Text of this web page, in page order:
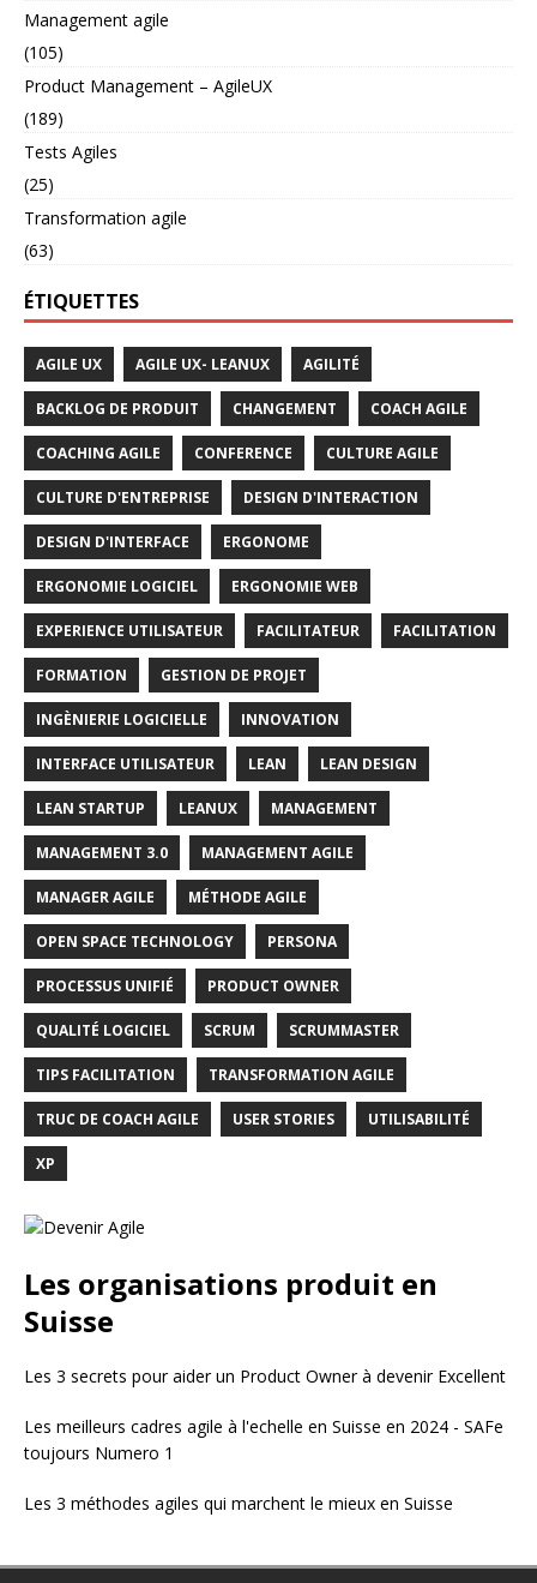
Management agile
(105)
Product Management – AgileUX
(189)
Tests Agiles
(25)
Transformation agile
(63)
ÉTIQUETTES
AGILE UX AGILE UX- LEANUX AGILITÉ
BACKLOG DE PRODUIT CHANGEMENT COACH AGILE
COACHING AGILE CONFERENCE CULTURE AGILE
CULTURE D'ENTREPRISE DESIGN D'INTERACTION
DESIGN D'INTERFACE ERGONOME
ERGONOMIE LOGICIEL ERGONOMIE WEB
EXPERIENCE UTILISATEUR FACILITATEUR FACILITATION
FORMATION GESTION DE PROJET
INGÈNIERIE LOGICIELLE INNOVATION
INTERFACE UTILISATEUR LEAN LEAN DESIGN
LEAN STARTUP LEANUX MANAGEMENT
MANAGEMENT 3.0 MANAGEMENT AGILE
MANAGER AGILE MÉTHODE AGILE
OPEN SPACE TECHNOLOGY PERSONA
PROCESSUS UNIFIÉ PRODUCT OWNER
QUALITÉ LOGICIEL SCRUM SCRUMMASTER
TIPS FACILITATION TRANSFORMATION AGILE
TRUC DE COACH AGILE USER STORIES UTILISABILITÉ
XP
Les organisations produit en
Suisse
Les 3 secrets pour aider un Product Owner à devenir Excellent
Les meilleurs cadres agile à l'echelle en Suisse en 2024 - SAFe
toujours Numero 1
Les 3 méthodes agiles qui marchent le mieux en Suisse